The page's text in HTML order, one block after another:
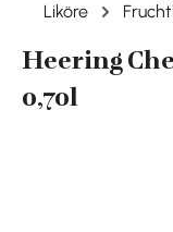
Liköre
Heering
0,70l
Bildergalerie